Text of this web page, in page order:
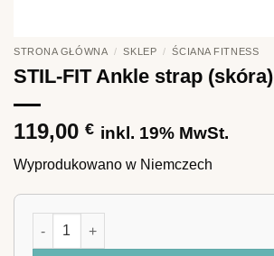
STRONA GŁÓWNA / SKLEP / ŚCIANA FITNESS
STIL-FIT Ankle strap (skóra)
119,00 € inkl. 19% MwSt.
Wyprodukowano w Niemczech
ilość STIL-FIT Ankle strap (skóra)